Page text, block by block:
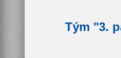
Tým "3.